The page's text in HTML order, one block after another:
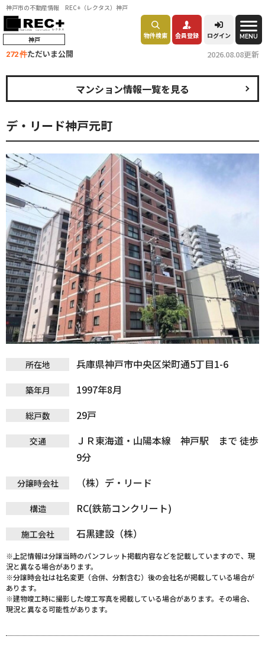
神戸市の不動産情報 REC+（レクタス）神戸
神戸 物件検索 会員登録 ログイン MENU
272 件ただいま公開 2026.08.08更新
デ・リード神戸元町
マンション情報一覧を見る
所在地 兵庫県神戸市中央区栄町通5丁目1-6
築年月 1997年8月
総戸数 29戸
交通
ＪＲ東海道・山陽本線 神戸駅 まで 徒歩
9分
分譲時会社 （株）デ・リード
構造 RC(鉄筋コンクリート)
施工会社 石黒建設（株）
※上記情報は分譲当時のパンフレット掲載内容などを記載していますので、現
況と異なる場合があります。
※分譲時会社は社名変更（合併、分割含む）後の会社名が掲載している場合が
あります。
※建物竣工時に撮影した竣工写真を掲載している場合があります。その場合、
現況と異なる可能性があります。